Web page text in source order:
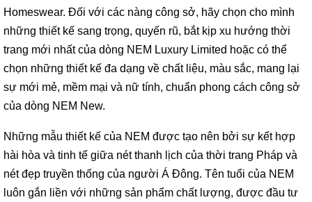
Homeswear. Đối với các nàng công sở, hãy chọn cho mình
những thiết kế sang trọng, quyến rũ, bắt kịp xu hướng thời
trang mới nhất của dòng NEM Luxury Limited hoặc có thể
chọn những thiết kế đa dạng về chất liệu, màu sắc, mang lại
sự mới mẻ, mềm mại và nữ tính, chuẩn phong cách công sở
của dòng NEM New.
Những mẫu thiết kế của NEM được tạo nên bởi sự kết hợp
hài hòa và tinh tế giữa nét thanh lịch của thời trang Pháp và
nét đẹp truyền thống của người Á Đông. Tên tuổi của NEM
luôn gắn liền với những sản phẩm chất lượng, được đầu tư